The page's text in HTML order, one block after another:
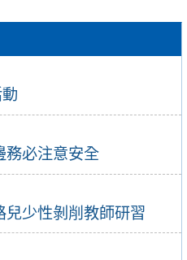
務必注意安全
兒少性剝削教師研習